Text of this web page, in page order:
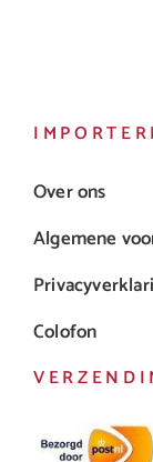
Over ons
Algemene
Colofon